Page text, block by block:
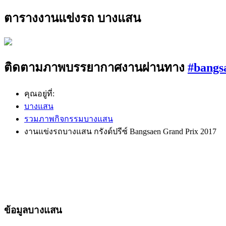
ตารางงานแข่งรถ บางแสน
ติดตามภาพบรรยากาศงานผ่านทาง
คุณอยู่ที่:
บางแสน
รวมภาพกิจกรรมบางแสน
งานแข่งรถบางแสน กรังด์ปรีซ์ Bangsaen Grand Prix 2017
ข้อมูลบางแสน